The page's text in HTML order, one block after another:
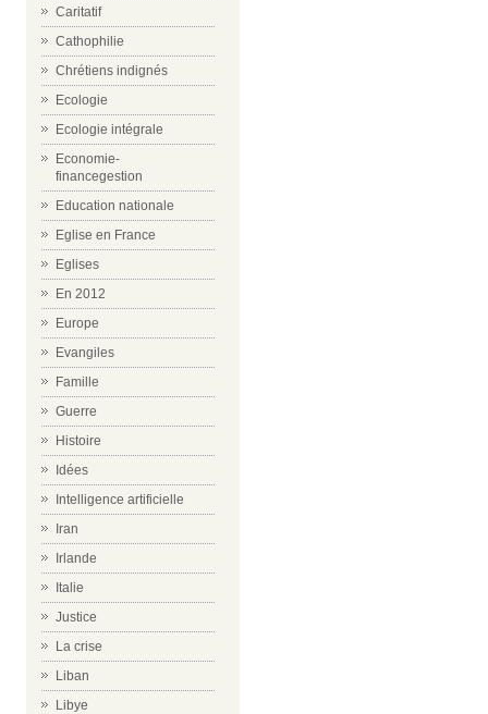
Caritatif
Cathophilie
Chrétiens indignés
Ecologie
Ecologie intégrale
Economie-
financegestion
Education nationale
Eglise en France
Eglises
En 2012
Europe
Evangiles
Famille
Guerre
Histoire
Idées
Intelligence artificielle
Iran
Irlande
Italie
Justice
La crise
Liban
Libye